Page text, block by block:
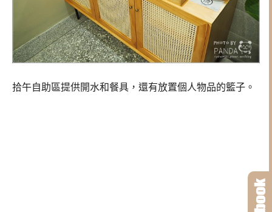
拾午自助區提供開水和餐具，還有放置個人物品的籃子。